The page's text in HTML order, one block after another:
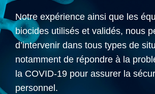
Notre expérience ainsi que les
biocides utilisés et validés, nous
d’intervenir dans tous types de
notamment de répondre à la
la COVID-19 pour assurer la
personnel.